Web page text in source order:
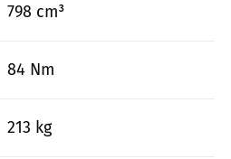
798 cm³
84 Nm
213 kg